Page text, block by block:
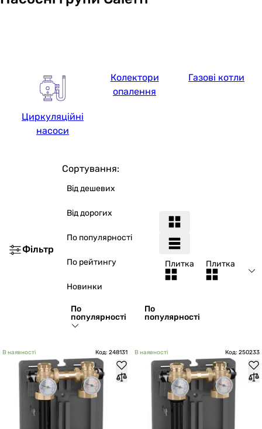
Циркуляційні
насоси
Колектори
опалення
Газові котли
Фільтр
Сортування:
Від дешевих
Від дорогих
По популярності
По рейтингу
Новинки
По
популярності
По
популярності
Плитка Плитка
В наявності Код: 248131 В наявності Код: 250233